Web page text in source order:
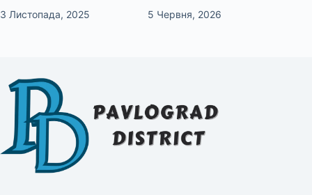
3 Листопада, 2025 5 Червня, 2026